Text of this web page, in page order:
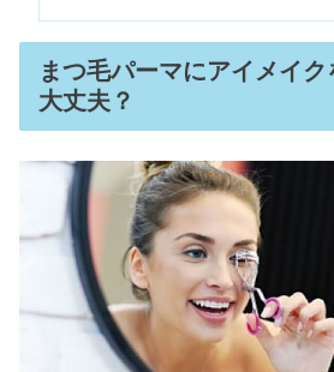
まつ毛パーマの
のくらい？長持
パリジェンヌラ
敗や一重のデメ
まつ毛パーマにアイメイ
大丈夫？